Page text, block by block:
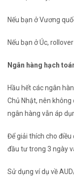
Nếu bạn ở Vương
Nếu bạn ở Úc,
Ngân hàng hạch
Hầu hết các ngân
Chủ Nhật, nên
ngân hàng vẫn áp
Để giải thích cho
đầu tư trong 3 ngày
Sử dụng ví dụ về